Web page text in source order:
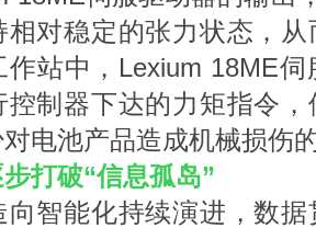
相对稳定的张力状态，
站中，Lexium 18ME
控制器下达的力矩指令
电池产品造成机械损伤
打破“信息孤岛”
向智能化持续演进，数